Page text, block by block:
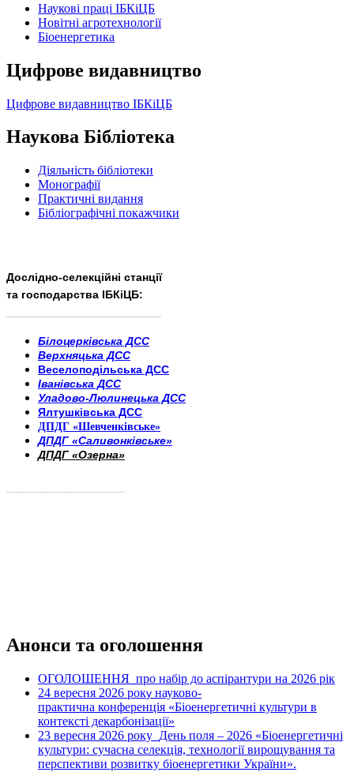
Наукові праці ІБКіЦБ
Новітні агротехнології
Бiоенергетика
Цифрове видавництво
Цифрове видавництво ІБКіЦБ
Наукова Бібліотека
Діяльність бібліотеки
Монографії
Практичні видання
Бібліографічні покажчики
Дослідно-селекційні станції
та господарства ІБКіЦБ:
Білоцерківська ДСС
Верхняцька ДСС
Веселоподільська ДСС
Іванівська ДСС
Уладово-Люлинецька ДСС
Ялтушківська ДСС
ДПДГ «Шевченківське»
ДПДГ «Саливонківське»
ДПДГ «Озерна»
Анонси та оголошення
ОГОЛОШЕННЯ про набір до аспірантури на 2026 рік
24 вересня 2026 року науково-
практична конференція «Біоенергетичні культури в
контексті декарбонізації»
23 вересня 2026 року День поля – 2026 «Біоенергетичні
культури: сучасна селекція, технології вирощування та
перспективи розвитку біоенергетики України».